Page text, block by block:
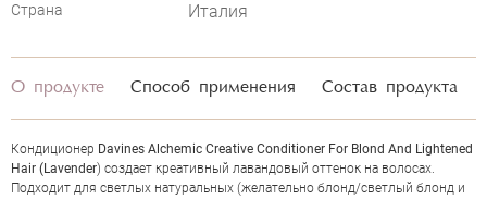
Страна Италия
О продукте Способ применения Состав продукта
Кондиционер Davines Alchemic Creative Conditioner For Blond And Lightened
Hair (Lavender) создает креативный лавандовый оттенок на волосах.
Подходит для светлых натуральных (желательно блонд/светлый блонд и